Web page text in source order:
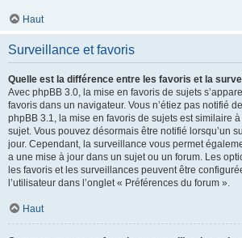
Haut
Surveillance et favoris
Quelle est la différence entre les favoris et la
Avec phpBB 3.0, la mise en favoris de sujets
favoris dans un navigateur. Vous n’étiez pas notifié
phpBB 3.1, la mise en favoris de sujets est similaire
sujet. Vous pouvez désormais être notifié lorsqu’un
jour. Cependant, la surveillance vous permet
a une mise à jour dans un sujet ou un forum. Les
les favoris et les surveillances peuvent être
l’utilisateur dans l’onglet « Préférences du forum ».
Haut